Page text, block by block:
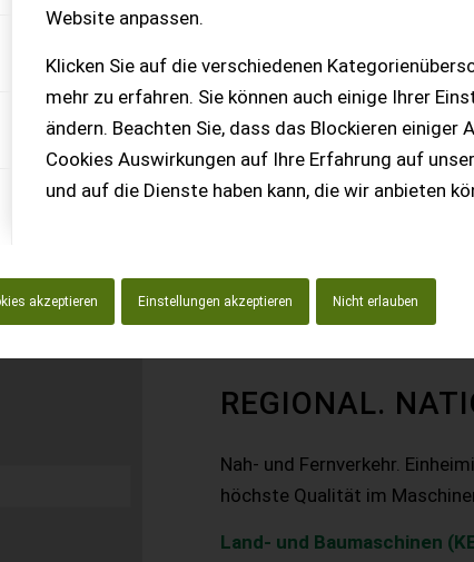
Website anpassen.
Klicken Sie auf die verschiedenen
mehr zu erfahren. Sie können auch einige Ihrer
ändern. Beachten Sie, dass das Blockieren einiger
Cookies Auswirkungen auf Ihre Erfahrung auf
und auf die Dienste haben kann, die wir anbieten
akzeptieren Einstellungen akzeptieren Nicht erlauben
REGIONAL.
Nah- und Fernverkehr.
höchste Qualität im
Land- und Baumaschinen